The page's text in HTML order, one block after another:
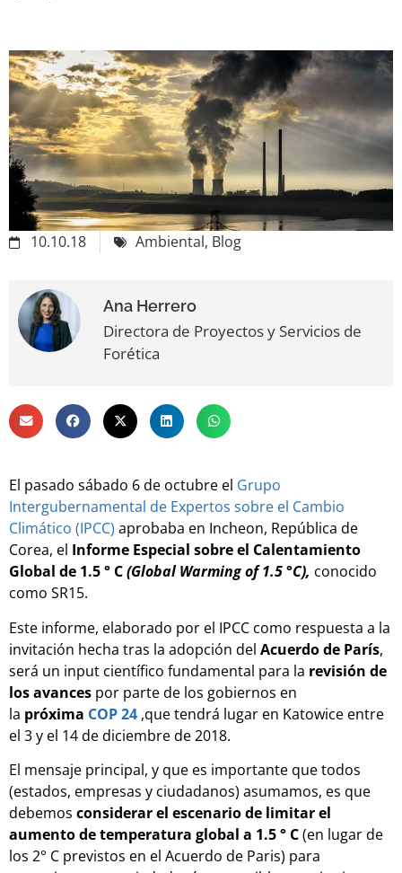
10.10.18 Ambiental, Blog
Ana Herrero
Directora de Proyectos y Servicios de
Forética
El pasado sábado 6 de octubre el Grupo
Intergubernamental de Expertos sobre el Cambio
Climático (IPCC) aprobaba en Incheon, República de
Corea, el Informe Especial sobre el Calentamiento
Global de 1.5 ° C(Global Warming of 1.5 °C), conocido
como SR15.
Este informe, elaborado por el IPCC como respuesta a la
invitación hecha tras la adopción del Acuerdo de París,
será un input científico fundamental para la revisión de
los avances por parte de los gobiernos en
la próxima COP 24 ,que tendrá lugar en Katowice entre
el 3 y el 14 de diciembre de 2018.
El mensaje principal, y que es importante que todos
(estados, empresas y ciudadanos) asumamos, es que
debemos considerar el escenario de limitar el
aumento de temperatura global a 1.5 ° C(en lugar de
los 2° C previstos en el Acuerdo de Paris) para